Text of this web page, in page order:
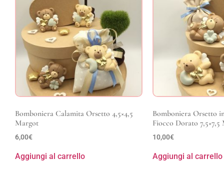
Bomboniera Calamita Orsetto 4,5×4,5
Margot
6,00€
Aggiungi al carrello
Bomboniera Orsetto
Fiocco Dorato 7,5×7,5
10,00€
Aggiungi al carrello